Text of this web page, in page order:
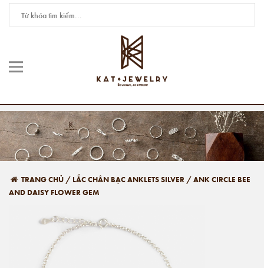
TRANG CHỦ / LẮC CHÂN BẠC ANKLETS SILVER /ANK CIRCLE BEE
AND DAISY FLOWER GEM